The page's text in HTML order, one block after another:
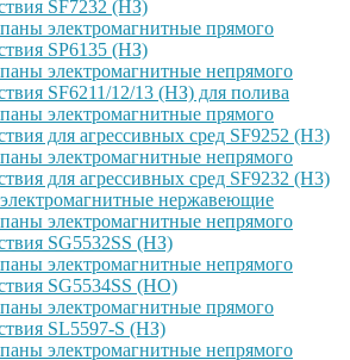
SF7232 (НЗ)
электромагнитные прямого
SP6135 (НЗ)
электромагнитные непрямого
SF6211/12/13 (НЗ) для полива
электромагнитные прямого
для агрессивных сред SF9252 (H3)
электромагнитные непрямого
для агрессивных сред SF9232 (H3)
нержавеющие
электромагнитные непрямого
SG5532SS (НЗ)
электромагнитные непрямого
SG5534SS (НО)
электромагнитные прямого
SL5597-S (НЗ)
электромагнитные непрямого